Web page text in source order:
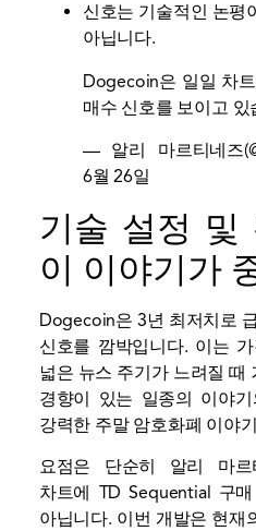
신호는 기술적인 논평
아닙니다.
Dogecoin은 일일 차
매수 신호를 보이고 있
— 알리 마르티네즈
6월 26일
기술 설정 및
이 이야기가
Dogecoin은 3년 최저치로
신호를 깜박입니다. 이는
넓은 뉴스 주기가 느려질 때
경향이 있는 일종의 이야
강력한 주말 암호화폐 이야
요점은 단순히 알리 마르
차트에 TD Sequential 구
아닙니다. 이번 개발은 현재